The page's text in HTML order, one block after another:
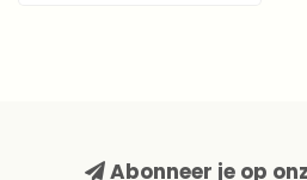
Abonneer je op